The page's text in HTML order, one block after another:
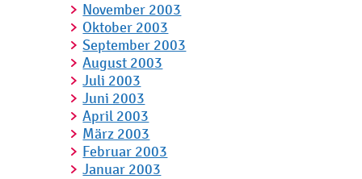
November 2003
Oktober 2003
September 2003
August 2003
Juli 2003
Juni 2003
April 2003
März 2003
Februar 2003
Januar 2003